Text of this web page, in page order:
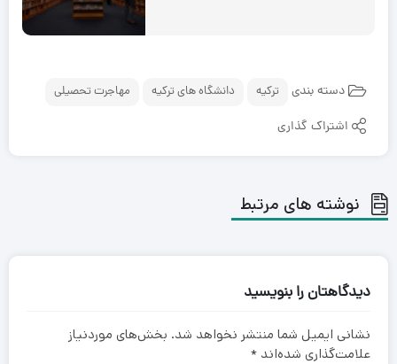
دسته بندی ترکیه دانشگاه های ترکیه مهاجرت تحصیلی
اشتراک گذاری
نوشته های مرتبط
دیدگاهتان را بنویسید
نشانی ایمیل شما منتشر نخواهد شد. بخش‌های موردنیاز
علامت‌گذاری شده‌اند *